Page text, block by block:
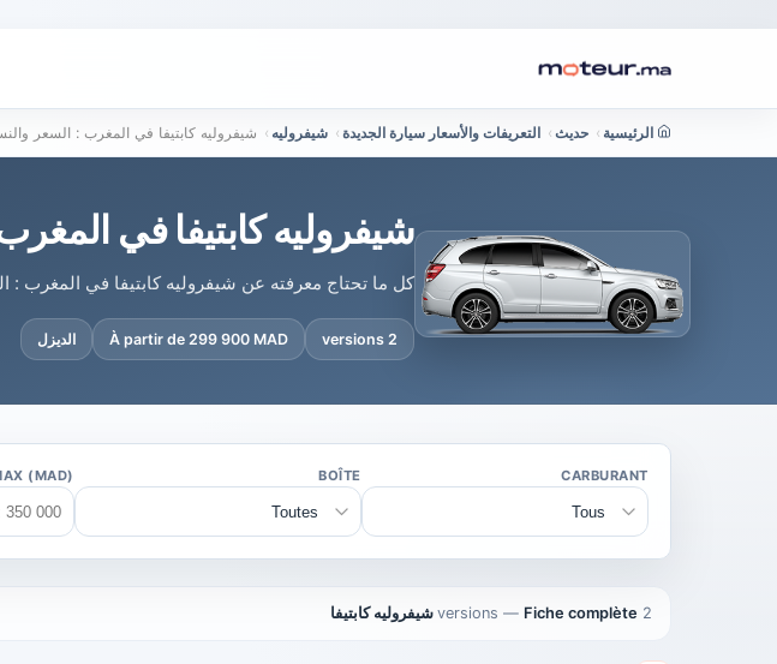
الرئيسية › حديث › التعريفات والأسعار سيارة الجديدة › شيفروليه › شيفروليه كابتيفا في المغرب : السعر
شيفروليه كابتيفا في
كل ما تحتاج معرفته عن شيفروليه كابتيفا في المغرب :
2 versions
À partir de 299 900 MAD الديزل
CARBURANT
BOÎTE
(MAD)
2 versions
— Fiche complète شيفروليه كابتيفا